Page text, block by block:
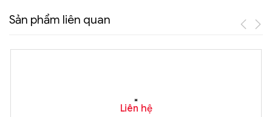
Sản phẩm liên quan
Liên hệ